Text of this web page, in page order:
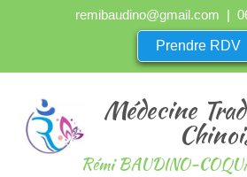
remibaudino@gmail.com |
Prendre RDV
Médecine
Rémi BAUDINO-